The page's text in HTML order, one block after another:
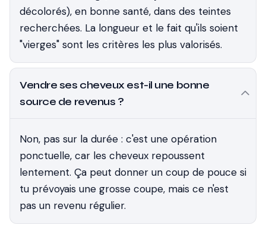
décolorés), en bonne santé, dans des teintes
recherchées. La longueur et le fait qu'ils soient
"vierges" sont les critères les plus valorisés.
Vendre ses cheveux est-il une bonne
source de revenus ?
Non, pas sur la durée : c'est une opération
ponctuelle, car les cheveux repoussent
lentement. Ça peut donner un coup de pouce si
tu prévoyais une grosse coupe, mais ce n'est
pas un revenu régulier.